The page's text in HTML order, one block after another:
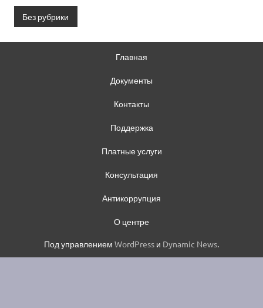
Без рубрики
Главная
Документы
Контакты
Поддержка
Платные услуги
Консультация
Антикоррупция
О центре
Под управлением WordPress и Dynamic News.